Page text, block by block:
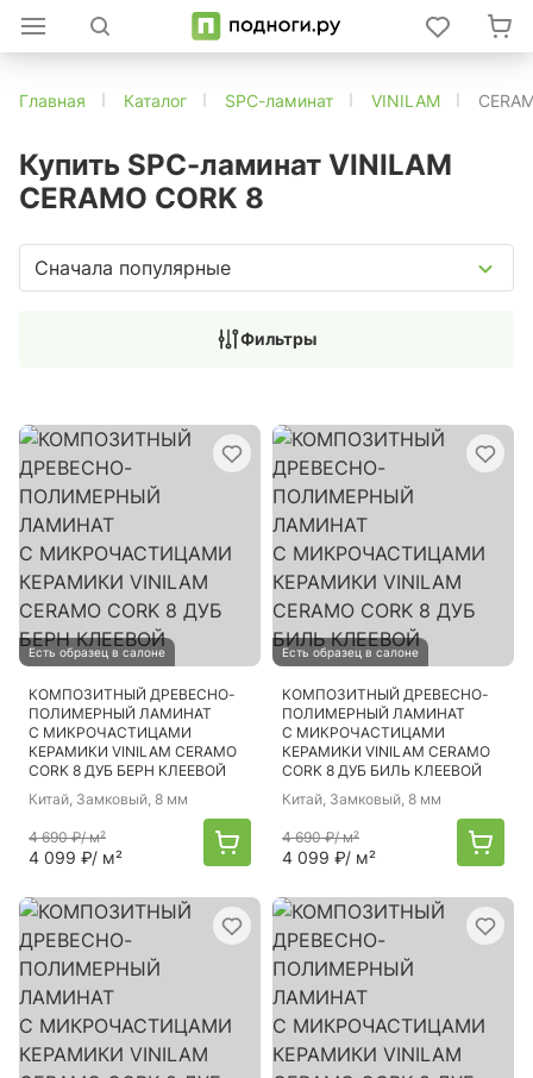
Главная Каталог SPC-ламинат VINILAM
Купить SPC-ламинат VINILAM
CERAMO CORK 8
Сначала популярные
Фильтры
Есть образец в салоне
КОМПОЗИТНЫЙ ДРЕВЕСНО-
ПОЛИМЕРНЫЙ ЛАМИНАТ
С МИКРОЧАСТИЦАМИ
КЕРАМИКИ VINILAM CERAMO
CORK 8 ДУБ БЕРН КЛЕЕВОЙ
Китай, Замковый, 8 мм
4 690 ₽/ м²
4 099 ₽/ м²
Есть образец в салоне
КОМПОЗИТНЫЙ ДРЕВЕСНО-
ПОЛИМЕРНЫЙ ЛАМИНАТ
С МИКРОЧАСТИЦАМИ
КЕРАМИКИ VINILAM CERAMO
CORK 8 ДУБ БИЛЬ КЛЕЕВОЙ
Китай, Замковый, 8 мм
4 690 ₽/ м²
4 099 ₽/ м²